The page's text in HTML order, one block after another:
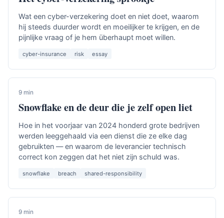
Wat een cyber-verzekering doet en niet doet, waarom
hij steeds duurder wordt en moeilijker te krijgen, en de
pijnlijke vraag of je hem überhaupt moet willen.
cyber-insurance risk essay
9 min
Snowflake en de deur die je zelf open liet
Hoe in het voorjaar van 2024 honderd grote bedrijven
werden leeggehaald via een dienst die ze elke dag
gebruikten — en waarom de leverancier technisch
correct kon zeggen dat het niet zijn schuld was.
snowflake breach shared-responsibility
9 min